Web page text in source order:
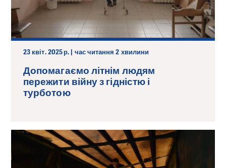
23 квіт. 2025 р. | час читання 2 хвилини
Допомагаємо літнім людям
пережити війну з гідністю і
турботою